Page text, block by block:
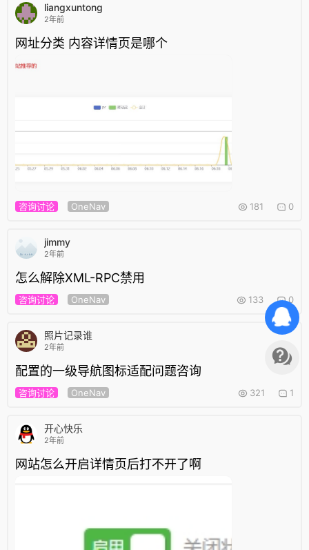
liangxuntong
2年前
网址分类 内容详情页是哪个
咨询讨论 OneNav 181 0
jimmy
2年前
怎么解除XML-RPC禁用
咨询讨论 OneNav 133 0
照片记录谁
2年前
配置的一级导航图标适配问题咨询
咨询讨论 OneNav 321 1
开心快乐
2年前
网站怎么开启详情页后打不开了啊